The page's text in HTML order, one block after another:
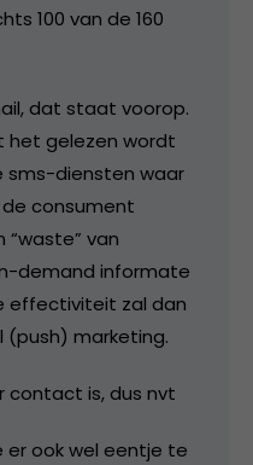
100 van de 160
dat staat voorop.
het gelezen wordt
sms-diensten waar
consument
“waste” van
demand informate
effectiviteit zal dan
(push) marketing.
contact is, dus nvt
er ook wel eentje te